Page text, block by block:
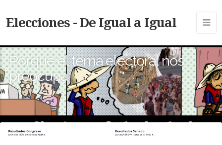
Elecciones - De Igual a Igual
Porque el tema electoral nos
preocupa